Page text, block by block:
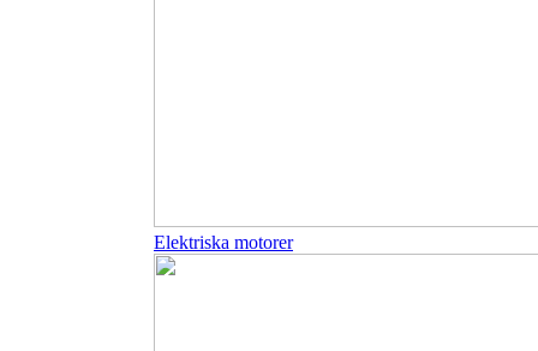
Elektriska motorer